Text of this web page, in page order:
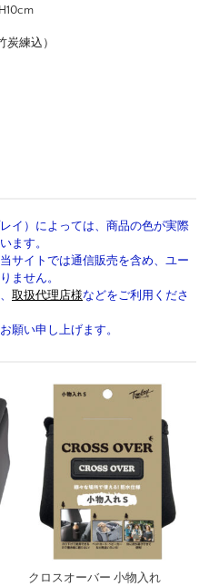
練込）
イ）によっては、商品の色が実際
ます。
サイトでは通信販売を含め、ユー
ません。
取扱代理店様などをご利用くださ
願い申し上げます。
クロスオーバー 小物入れ